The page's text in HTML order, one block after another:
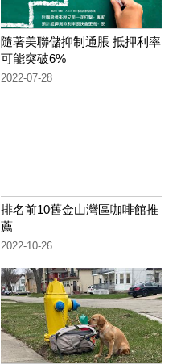
隨著美聯儲抑制通脹 抵押利率
可能突破6%
2022-07-28
排名前10舊金山灣區咖啡館推
薦
2022-10-26